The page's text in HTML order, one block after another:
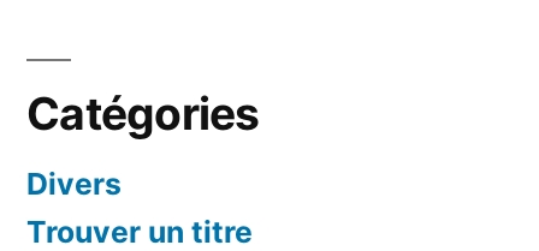
Catégories
Divers
Trouver un titre